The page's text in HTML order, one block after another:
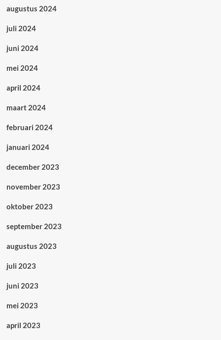
augustus 2024
juli 2024
juni 2024
mei 2024
april 2024
maart 2024
februari 2024
januari 2024
december 2023
november 2023
oktober 2023
september 2023
augustus 2023
juli 2023
juni 2023
mei 2023
april 2023